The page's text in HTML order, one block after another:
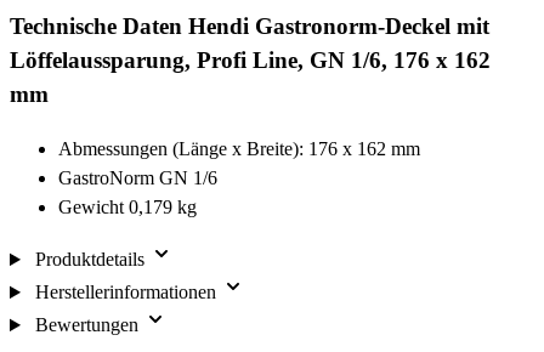
Technische Daten Hendi Gastronorm-Deckel mit
Löffelaussparung, Profi Line, GN 1/6, 176 x 162
mm
Abmessungen (Länge x Breite): 176 x 162 mm
GastroNorm GN 1/6
Gewicht 0,179 kg
Produktdetails
Herstellerinformationen
Bewertungen